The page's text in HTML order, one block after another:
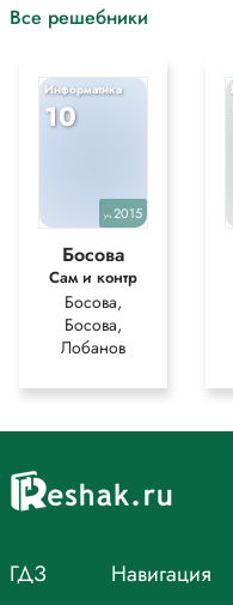
Все решебники
Информатика
10
уч.2015
Босова
Сам и контр
Босова,
Босова,
Лобанов
ГДЗ Навигация